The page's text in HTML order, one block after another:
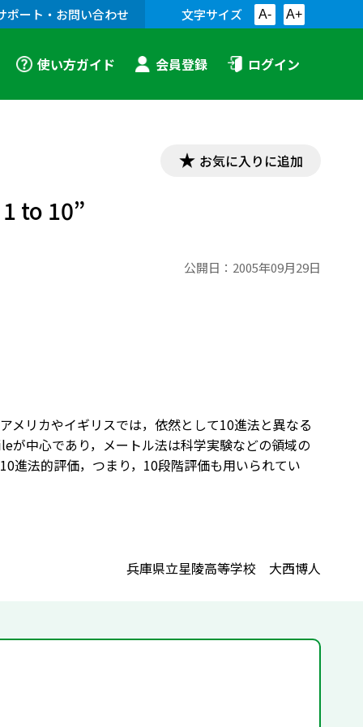
ポート・お問い合わせ 文字サイズ A- A+
使い方ガイド 会員登録 ログイン
お気に入りに追加
to 10”
公開日： 2005年09月29日
メリカやイギリスでは，依然として10進法と異なる
中心であり，メートル法は科学実験などの領域の
進法的評価，つまり，10段階評価も用いられてい
兵庫県立星陵高等学校 大西博人